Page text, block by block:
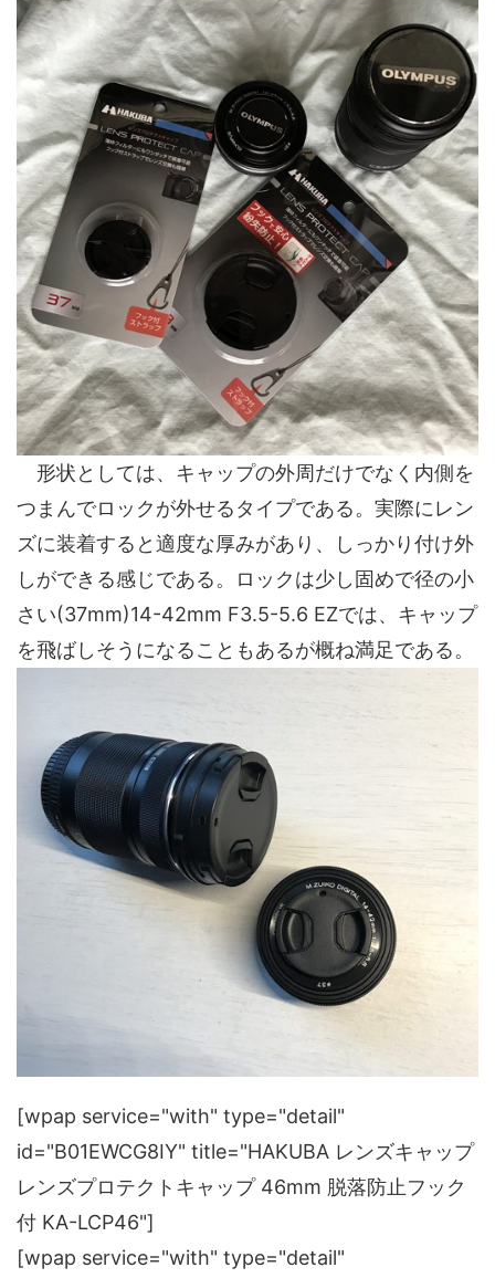
形状としては、キャップの外周だけでなく内側を
つまんでロックが外せるタイプである。実際にレン
ズに装着すると適度な厚みがあり、しっかり付け外
しができる感じである。ロックは少し固めで径の小
さい(37mm)14-42mm F3.5-5.6 EZでは、キャップ
を飛ばしそうになることもあるが概ね満足である。
[wpap service="with" type="detail"
id="B01EWCG8IY" title="HAKUBA レンズキャップ
レンズプロテクトキャップ 46mm 脱落防止フック
付 KA-LCP46"]
[wpap service="with" type="detail"